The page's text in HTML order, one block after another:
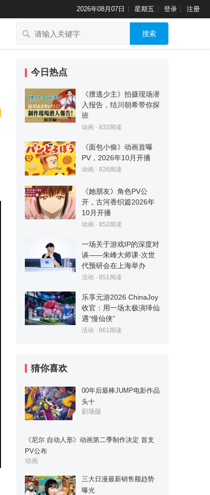
2026年08月07日 星期五 登录 注册
搜索
今日热点
《擅逃少主》拍摄现场潜
入报告，结川朝希带你探
班
动画 · 832阅读
《面包小偷》动画首曝
PV，2026年10月开播
动画 · 826阅读
《她朋友》角色PV公
开，古河香织篇2026年
10月开播
动画 · 852阅读
一场关于游戏IP的深度对
谈——朱峰大师课·次世
代预研会在上海举办
活动 · 851 阅读
乐享元游2026 ChinaJoy
收官：用一场太极演绎仙
遇“慢仙侠”
活动 · 861 阅读
猜你喜欢
00年后最棒JUMP电影作品
头十
剧场版
《尼尔 自动人形》动画第二季制作决定 首支
PV公布
动画
三大日漫最新销售额趋势
曝光